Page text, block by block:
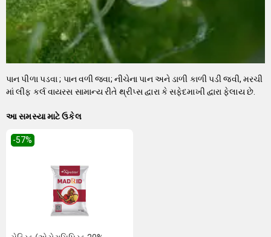
પાન પીળા પડવા ; પાન વળી જવા; નીચેના પાન અને ડાળી કાળી પડી જવી, મરચી
માં લીફ કર્લ વાયરસ સામાન્ય રીતે થ્રીપ્સ દ્વારા કે સફેદમાખી દ્વારા ફેલાય છે.
આ સમસ્યા માટે ઉકેલ
-57%